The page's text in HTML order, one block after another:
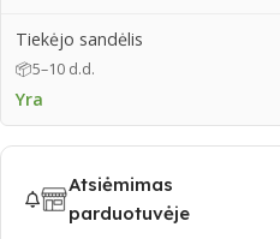
Tiekėjo sandėlis
📦5–10 d.d.
Yra
Atsiėmimas
parduotuvėje